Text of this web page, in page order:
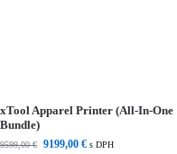
xTool Apparel Printer (All-In-One
Bundle)
9599,00€ 9199,00 € s DPH